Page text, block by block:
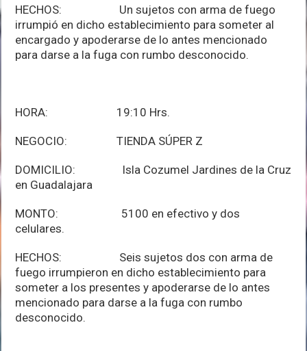
HECHOS: Un sujetos con arma de fuego
irrumpió en dicho establecimiento para someter al
encargado y apoderarse de lo antes mencionado
para darse a la fuga con rumbo desconocido.
HORA: 19:10 Hrs.
NEGOCIO: TIENDA SÚPER Z
DOMICILIO: Isla Cozumel Jardines de la Cruz
en Guadalajara
MONTO: 5100 en efectivo y dos
celulares.
HECHOS: Seis sujetos dos con arma de
fuego irrumpieron en dicho establecimiento para
someter a los presentes y apoderarse de lo antes
mencionado para darse a la fuga con rumbo
desconocido.